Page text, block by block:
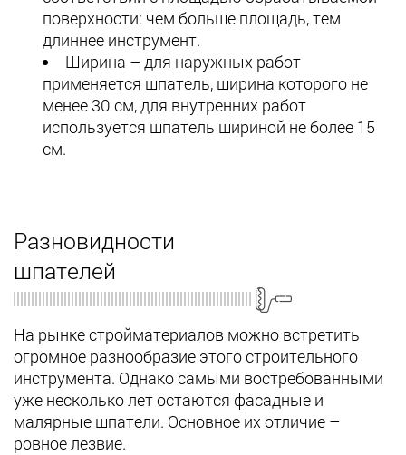
поверхности: чем больше площадь, тем
длиннее инструмент.
Ширина – для наружных работ
применяется шпатель, ширина которого не
менее 30 см, для внутренних работ
используется шпатель шириной не более 15
см.
Разновидности
шпателей
На рынке стройматериалов можно встретить
огромное разнообразие этого строительного
инструмента. Однако самыми востребованными
уже несколько лет остаются фасадные и
малярные шпатели. Основное их отличие –
ровное лезвие.